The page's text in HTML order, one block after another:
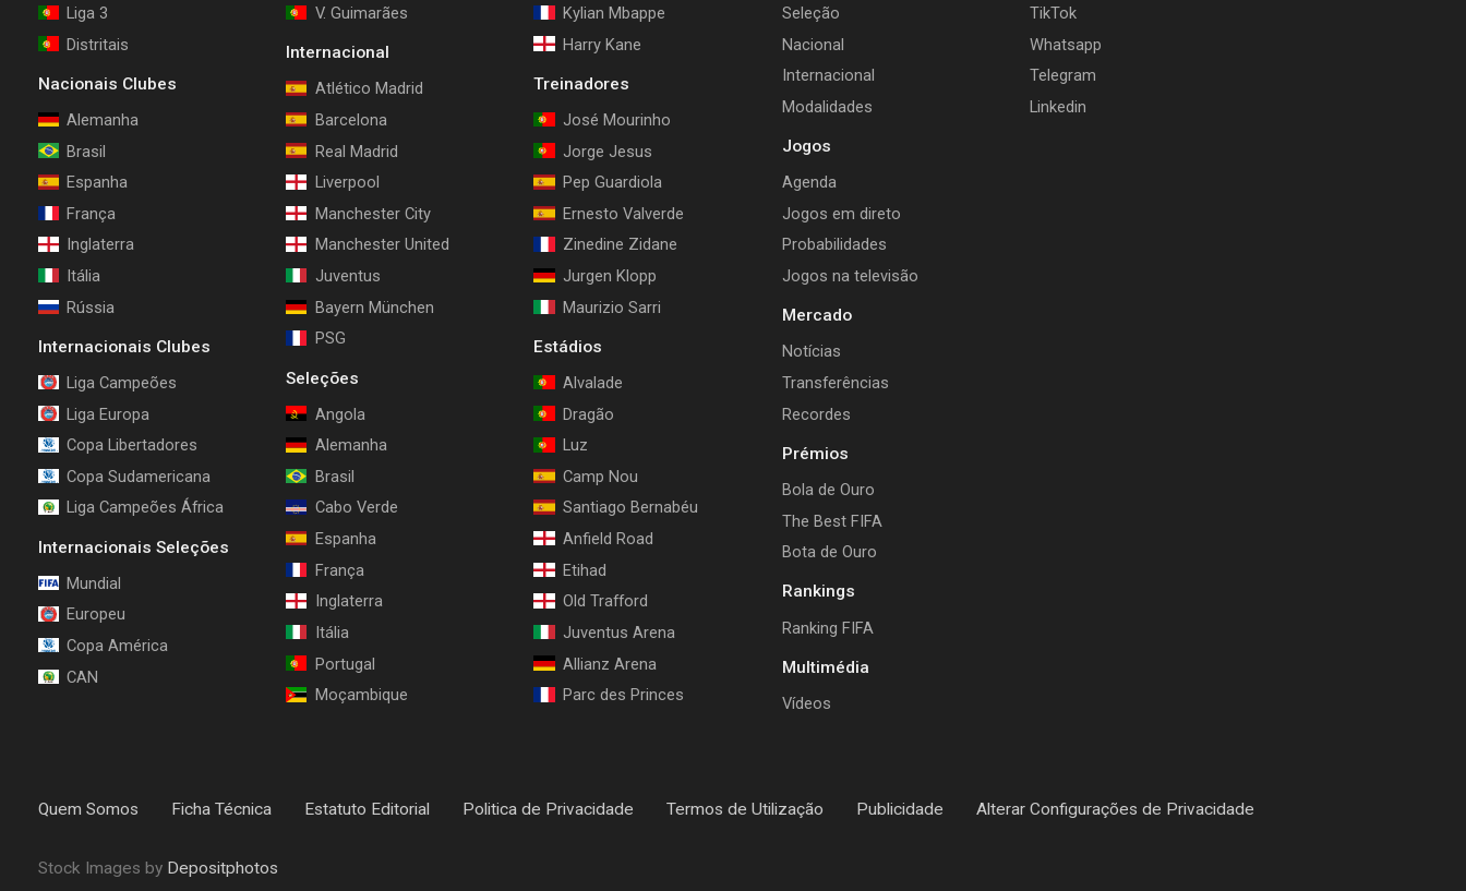
Liga 3
Distritais
Nacionais Clubes
Alemanha
Brasil
Espanha
França
Inglaterra
Itália
Rússia
Internacionais Clubes
Liga Campeões
Liga Europa
Copa Libertadores
Copa Sudamericana
Liga Campeões África
Internacionais Seleções
Mundial
Europeu
Copa América
CAN
V. Guimarães
Internacional
Atlético Madrid
Barcelona
Real Madrid
Liverpool
Manchester City
Manchester United
Juventus
Bayern München
PSG
Seleções
Angola
Alemanha
Brasil
Cabo Verde
Espanha
França
Inglaterra
Itália
Portugal
Moçambique
Kylian Mbappe
Harry Kane
Treinadores
José Mourinho
Jorge Jesus
Pep Guardiola
Ernesto Valverde
Zinedine Zidane
Jurgen Klopp
Maurizio Sarri
Estádios
Alvalade
Dragão
Luz
Camp Nou
Santiago Bernabéu
Anfield Road
Etihad
Old Trafford
Juventus Arena
Allianz Arena
Parc des Princes
Seleção
Nacional
Internacional
Modalidades
Jogos
Agenda
Jogos em direto
Probabilidades
Jogos na televisão
Mercado
Notícias
Transferências
Recordes
Prémios
Bola de Ouro
The Best FIFA
Bota de Ouro
Rankings
Ranking FIFA
Multimédia
Vídeos
TikTok
Whatsapp
Telegram
Linkedin
Quem Somos Ficha Técnica Estatuto Editorial Politica de Privacidade Termos de Utilização Publicidade Alterar Configurações de Privacidade
Stock Images by Depositphotos